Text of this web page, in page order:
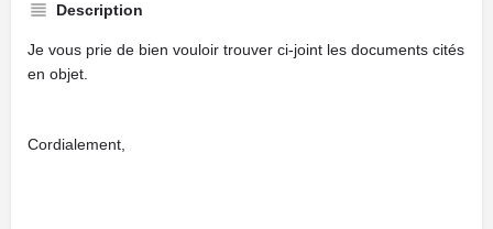
Description
Je vous prie de bien vouloir trouver ci-joint les documents cités
en objet.
Cordialement,